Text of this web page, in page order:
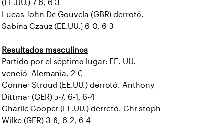
(EE.UU.) 7-6, 6-3
Lucas John De Gouvela (GBR) derrotó.
Sabina Czauz (EE.UU.) 6-0, 6-3
Resultados masculinos
Partido por el séptimo lugar: EE. UU.
venció. Alemania, 2-0
Conner Stroud (EE.UU.) derrotó. Anthony
Dittmar (GER) 5-7, 6-1, 6-4
Charlie Cooper (EE.UU.) derrotó. Christoph
Wilke (GER) 3-6, 6-2, 6-4